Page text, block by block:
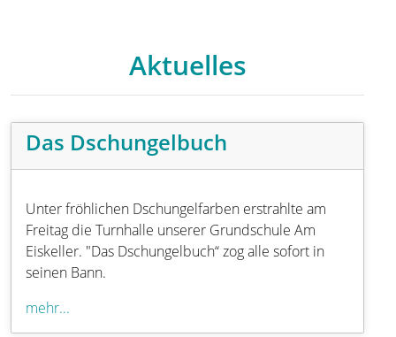
Aktuelles
Das Dschungelbuch
Unter fröhlichen Dschungelfarben erstrahlte am
Freitag die Turnhalle unserer Grundschule Am
Eiskeller. "Das Dschungelbuch“ zog alle sofort in
seinen Bann.
mehr...